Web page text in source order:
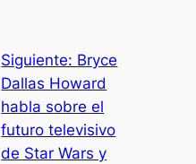
Siguiente: Bryce
Dallas Howard
habla sobre el
futuro televisivo
de Star Wars y